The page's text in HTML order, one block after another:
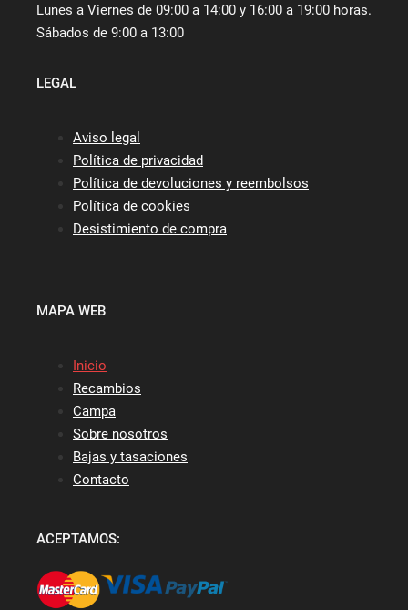
Lunes a Viernes de 09:00 a 14:00 y 16:00 a 19:00 horas.
Sábados de 9:00 a 13:00
LEGAL
Aviso legal
Política de privacidad
Política de devoluciones y reembolsos
Política de cookies
Desistimiento de compra
MAPA WEB
Inicio
Recambios
Campa
Sobre nosotros
Bajas y tasaciones
Contacto
ACEPTAMOS: